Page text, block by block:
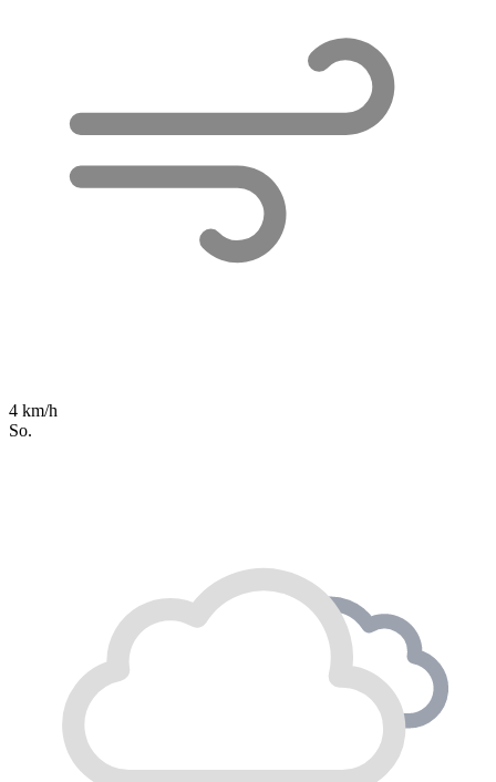
4 km/h
So.